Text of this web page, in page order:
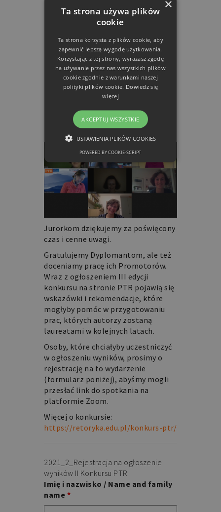
dr hab. Agnieszka Kampka,
dr Marta Kobylska, UR
dr hab. prof. UŚ Katarzyna
Kwapisz-Osadnik, UŚ
dr Magdalena Ryszka-Kurczab,
UP im. KEN
Worsowicz, UŁ
dr hab. Maria Załęska, UW.
Jurorkom dziękujemy za poświęcony
czas i cenne uwagi.
Gratulujemy Dyplomantom, ale też
doceniamy pracę ich Promotorów.
Wraz z ogłoszeniem III edycji
konkursu na stronie PTR pojawią się
wskazówki i rekomendacje, które
mogłyby pomóc w przygotowaniu
prac, których autorzy zostaną
laureatami w kolejnych latach.
Osoby, które chciałyby uczestniczyć
w ogłoszeniu wyników, prosimy o
rejestrację na to wydarzenie
(formularz poniżej), abyśmy mogli
przesłać link do spotkania na
platformie Zoom.
Więcej o konkursie:
https://retoryka.edu.pl/konkurs-ptr/
2021_2_Rejestracja na ogłoszenie
wyników II Konkursu PTR
Imię i nazwisko / Name and family
name *
×
Ta strona używa plików
cookie
Ta strona korzysta z plików cookie, aby
zapewnić lepszą wygodę użytkowania.
Korzystając z tej strony, wyrażasz zgodę
na używanie przez nas wszystkich plików
cookie zgodnie z warunkami naszej
polityki plików cookie. Dowiedz się
więcej
AKCEPTUJ WSZYSTKIE
USTAWIENIA PLIKÓW COOKIES
FUNKCJONALNE
Niezbędne pliki cookie umożliwiają
strony internetowej, takich jak
logowanie użytkownika i zarządzanie
kontem. Bez niezbędnych plików cookie
nie można prawidłowo korzystać ze
strony internetowej.
Nazwa Domena Okres
przechowywania
Opis
PHPSESSIDretoryka.edu.pl1 dzień
Cookie
generowane
przez
aplikacje
oparte
na
PHP.
Jest
używany
do
użytkownika.
Zwykle
to
liczba
sposób
POWERED BY COOKIE-SCRIPT